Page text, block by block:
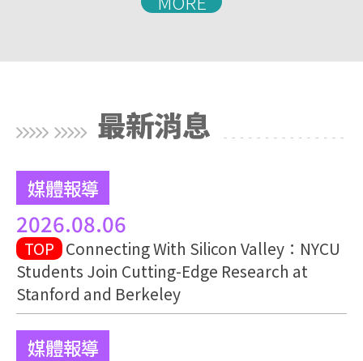
最新消息
媒體報導
2026.08.06
TOP Connecting With Silicon Valley：NYCU
Students Join Cutting-Edge Research at
Stanford and Berkeley
媒體報導